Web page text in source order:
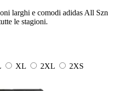
larghi e comodi adidas All Szn
le stagioni.
XL 2XL
2XS